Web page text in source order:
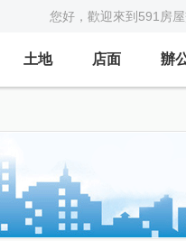
您好，歡迎來到591房
土地 店面 辦